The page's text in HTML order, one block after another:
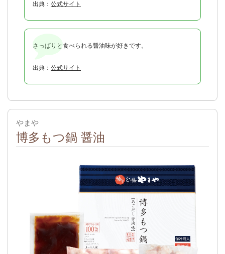
出典： 公式サイト
さっぱりと食べられる醤油味が好きです。
出典： 公式サイト
やまや
博多もつ鍋 醤油